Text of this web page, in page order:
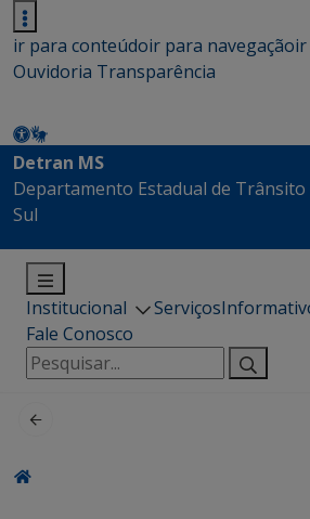
ir para conteúdoir para navegaçãoir
Ouvidoria Transparência
Detran MS
Departamento Estadual de
Sul
Institucional Serviços
Fale Conosco
Pesquisar
por: